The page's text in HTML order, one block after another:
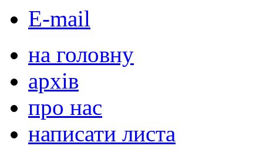
E-mail
на головну
архів
про нас
написати листа